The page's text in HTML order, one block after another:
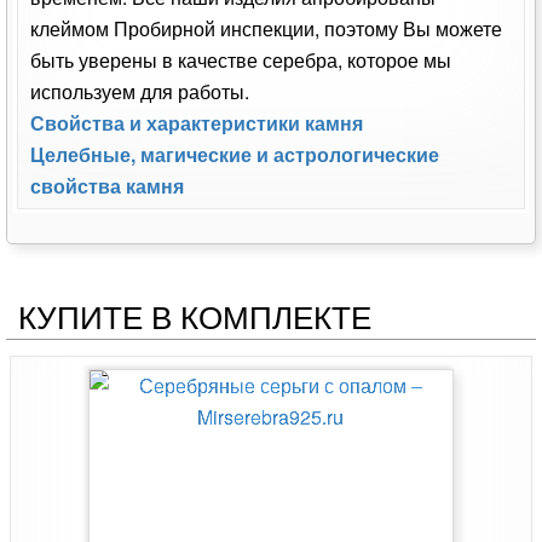
клеймом Пробирной инспекции, поэтому Вы можете
быть уверены в качестве серебра, которое мы
используем для работы.
Свойства и характеристики камня
Целебные, магические и астрологические
свойства камня
КУПИТЕ В КОМПЛЕКТЕ